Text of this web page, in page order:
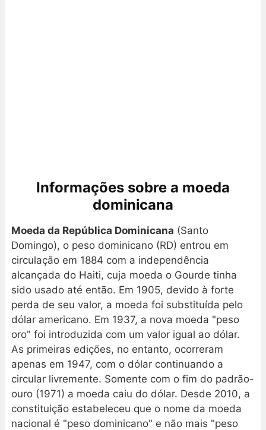
Informações sobre a moeda
dominicana
Moeda da República Dominicana (Santo
Domingo), o peso dominicano (RD) entrou em
circulação em 1884 com a independência
alcançada do Haiti, cuja moeda o Gourde tinha
sido usado até então. Em 1905, devido à forte
perda de seu valor, a moeda foi substituída pelo
dólar americano. Em 1937, a nova moeda "peso
oro" foi introduzida com um valor igual ao dólar.
As primeiras edições, no entanto, ocorreram
apenas em 1947, com o dólar continuando a
circular livremente. Somente com o fim do padrão-
ouro (1971) a moeda caiu do dólar. Desde 2010, a
constituição estabeleceu que o nome da moeda
nacional é "peso dominicano" e não mais "peso